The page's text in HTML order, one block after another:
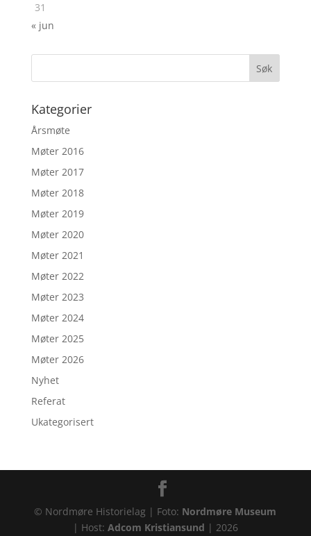
31
« jun
Kategorier
Årsmøte
Møter 2016
Møter 2017
Møter 2018
Møter 2019
Møter 2020
Møter 2021
Møter 2022
Møter 2023
Møter 2024
Møter 2025
Møter 2026
Nyhet
Referat
Ukategorisert
© Nordmøre Historielag | Foto: Nordmøre Museum
| Host: Adcom Kristiansund | 2026